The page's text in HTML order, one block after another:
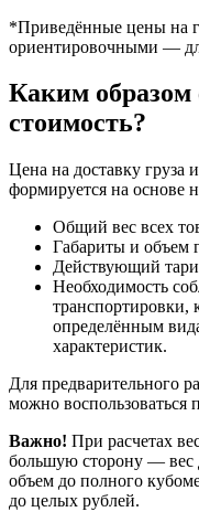
*Приведённые цены на
ориентировочными — для
Каким образом
стоимость?
Цена на доставку груза
формируется на основе
Общий вес всех
Габариты и объем
Действующий
Необходимость
транспортировки,
определённым
характеристик.
Для предварительного
можно воспользоваться
Важно! При расчетах
большую сторону — вес
объем до полного
до целых рублей.